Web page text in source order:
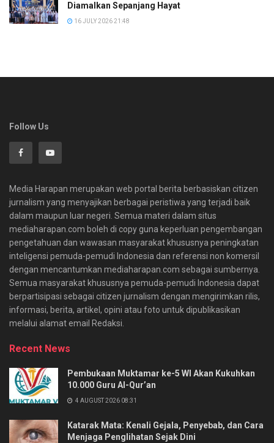
Diamalkan Sepanjang Hayat
16 JULY 2026 21:48
Follow Us
Media Harapan merupakan web portal berita berbasiskan citizen
jurnalism yang menyajikan berbagai peristiwa yang terjadi baik
dalam maupun luar negeri. Semua materi dalam situs
mediaharapan.com boleh di copy guna keperluan pengembangan
pengetahuan dan wawasan masyarakat khususnya peningkatan
inteligensi pemuda-pemudi Indonesia dan referensi non komersil
dengan mencantumkan mediaharapan.com sebagai sumbernya.
Semua masyarakat khususnya pemuda-pemudi Indonesia dapat
berpartisipasi sebagai citizen jurnalism dengan mengirimkan rilis,
informasi, berita, artikel, opini atau foto untuk dipublikasikan
melalui alamat email Redaksi.
Recent News
Pembukaan Muktamar ke-5 WI Akan Kukuhkan
10.000 Guru Al-Qur’an
4 AUGUST 2026 08:31
Katarak Mata: Kenali Gejala, Penyebab, dan Cara
Menjaga Penglihatan Sejak Dini